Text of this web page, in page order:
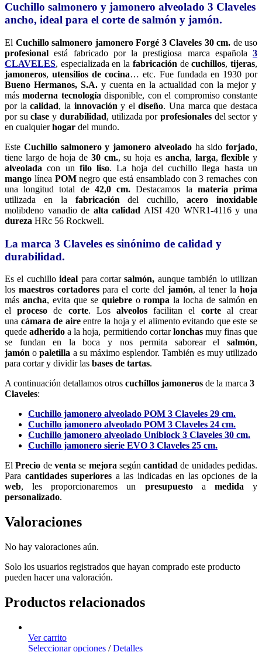
Cuchillo salmonero y jamonero alveolado 3 Claveles
ancho, ideal para el corte de salmón y jamón.
El Cuchillo salmonero jamonero Forgé 3 Claveles 30 cm. de uso
profesional está fabricado por la prestigiosa marca española 3
CLAVELES, especializada en la fabricación decuchillos,tijeras,
jamoneros,utensilios de cocina… etc. Fue fundada en 1930 por
Bueno Hermanos, S.A. y cuenta en la actualidad con la mejor y
másmoderna tecnología disponible, con el compromiso constante
por lacalidad, la innovación y eldiseño. Una marca que destaca
por suclase y durabilidad, utilizada porprofesionalesdel sector y
en cualquierhogar del mundo.
Este Cuchillo salmonero y jamonero alveoladoha sido forjado,
tiene largo de hoja de 30 cm., su hoja es ancha, larga,flexible y
alveolada con un filo liso. La hoja del cuchillo llega hasta un
mango línea POMnegro que está ensamblado con 3 remaches con
una longitud total de 42,0 cm. Destacamos la materia prima
utilizada en la fabricación del cuchillo,acero inoxidable
molibdeno vanadio de alta calidad AISI 420 WNR1-4116 y una
dureza HRc 56 Rockwell.
La marca 3 Claveles es sinónimo de calidad y
durabilidad.
Es el cuchilloideal para cortarsalmón, aunque también lo utilizan
los maestros cortadorespara el corte del jamón, al tener lahoja
más ancha, evita que se quiebreorompa la locha de salmón en
elproceso de corte. Losalveolos facilitan el corteal crear
una cámara de aireentre la hoja y el alimento evitando que este se
quedeadherido a la hoja, permitiendo cortarlonchasmuy finas que
se fundan en la boca y nos permita saborear el salmón,
jamón opaletilla a su máximo esplendor. También es muy utilizado
para cortar y dividir las bases de tartas.
A continuación detallamos otros cuchillos jamoneros de la marca 3
Claveles:
Cuchillo jamonero alveolado POM 3 Claveles 29 cm.
Cuchillo jamonero alveolado POM 3 Claveles 24 cm.
Cuchillo jamonero alveolado Uniblock 3 Claveles 30 cm.
Cuchillo jamonero sierie EVO 3 Claveles 25 cm.
ElPrecio deventa se mejora segúncantidad de unidades pedidas.
Para cantidades superiores a las indicadas en las opciones de la
web, les proporcionaremos un presupuestoa medida y
personalizado.
Valoraciones
No hay valoraciones aún.
Solo los usuarios registrados que hayan comprado este producto
pueden hacer una valoración.
Productos relacionados
Ver carrito
Seleccionar opciones / Detalles